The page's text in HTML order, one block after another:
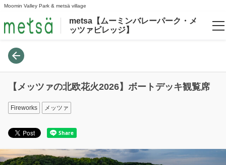
Moomin Valley Park & metsä village
metsa【ムーミンバレーパーク・メ
ッツァビレッジ】
Language
English
【メッツァの北欧花火2026】ボートデッキ観覧席
Fireworks メッツァ